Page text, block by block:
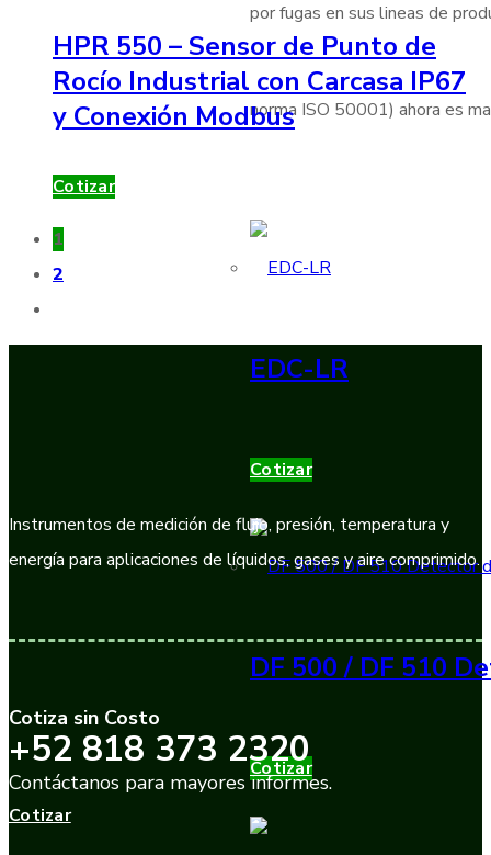
por fugas en sus lineas de
norma ISO 50001) ahora es
EDC-LR
Cotizar
DF 500 / DF 510
Cotizar
HPR 550 – Sensor de Punto de
Rocío Industrial con Carcasa IP67
y Conexión Modbus
Cotizar
1
2
Instrumentos de medición de flujo, presión, temperatura y
energía para aplicaciones de líquidos, gases y aire comprimido.
Cotiza sin Costo
+52 818 373 2320
Contáctanos para mayores informes.
Cotizar